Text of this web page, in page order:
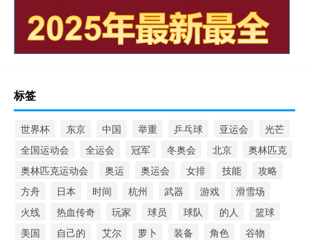
标签
世界杯 东京 中国 举重 乒乓球 亚运会
光芒
全国运动会
全运会 冠军 冬奥会 北京
奥林匹克
奥林匹克运动会
奥运 奥运会 女排 技能
攻略
方舟
日本 时间 杭州 武器 游戏
滑雪场
火线
热血传奇 玩家 球员 球队 的人
篮球
美国
自己的 艾尔 萝卜 装备 角色
谷物